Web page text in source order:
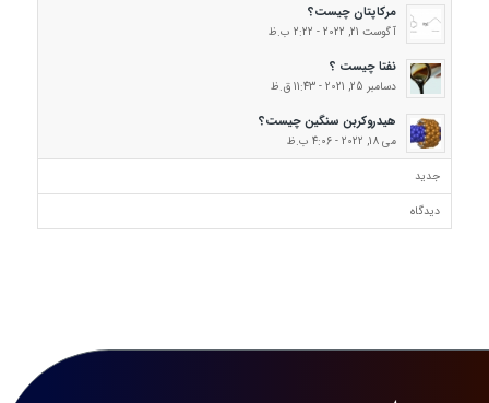
مرکاپتان چیست؟
آگوست 21, 2022 - 2:22 ب.ظ
نفتا چیست ؟
دسامبر 25, 2021 - 11:43 ق.ظ
هیدروکربن سنگین چیست؟
می 18, 2022 - 4:06 ب.ظ
جدید
دیدگاه‌